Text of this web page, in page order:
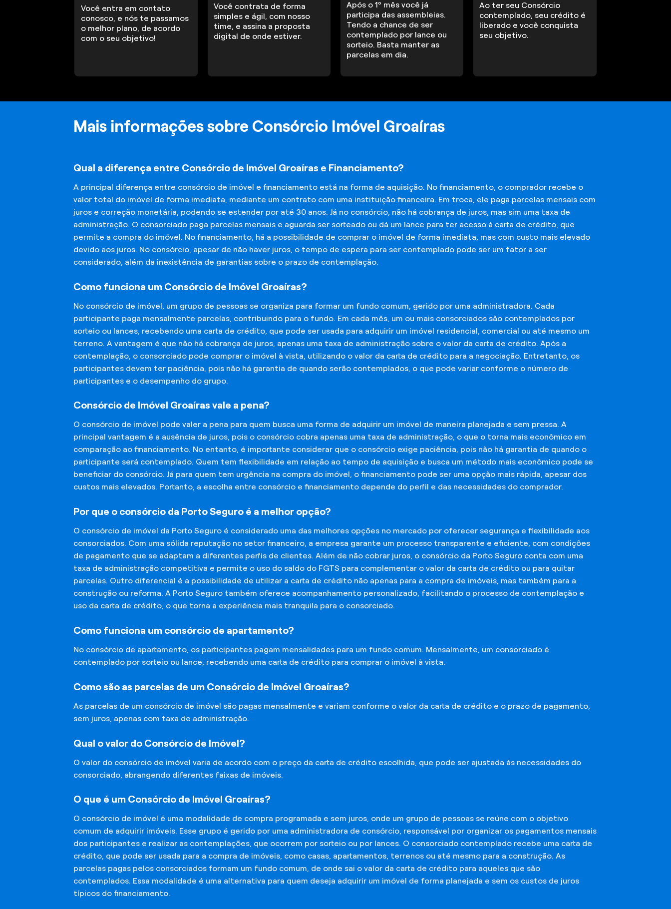
Você entra em contato
conosco, e nós te passamos
o melhor plano, de acordo
com o seu objetivo!
Você contrata de forma
simples e ágil, com nosso
time, e assina a proposta
digital de onde estiver.
Após o 1º mês você já
participa das assembleias.
Tendo a chance de ser
contemplado por lance ou
sorteio. Basta manter as
parcelas em dia.
Ao ter seu Consórcio
contemplado, seu crédito é
liberado e você conquista
seu objetivo.
Mais informações sobre Consórcio Imóvel Groaíras
Qual a diferença entre Consórcio de Imóvel Groaíras e Financiamento?
A principal diferença entre consórcio de imóvel e financiamento está na forma de aquisição. No financiamento, o comprador recebe o
valor total do imóvel de forma imediata, mediante um contrato com uma instituição financeira. Em troca, ele paga parcelas mensais com
juros e correção monetária, podendo se estender por até 30 anos. Já no consórcio, não há cobrança de juros, mas sim uma taxa de
administração. O consorciado paga parcelas mensais e aguarda ser sorteado ou dá um lance para ter acesso à carta de crédito, que
permite a compra do imóvel. No financiamento, há a possibilidade de comprar o imóvel de forma imediata, mas com custo mais elevado
devido aos juros. No consórcio, apesar de não haver juros, o tempo de espera para ser contemplado pode ser um fator a ser
considerado, além da inexistência de garantias sobre o prazo de contemplação.
Como funciona um Consórcio de Imóvel Groaíras?
No consórcio de imóvel, um grupo de pessoas se organiza para formar um fundo comum, gerido por uma administradora. Cada
participante paga mensalmente parcelas, contribuindo para o fundo. Em cada mês, um ou mais consorciados são contemplados por
sorteio ou lances, recebendo uma carta de crédito, que pode ser usada para adquirir um imóvel residencial, comercial ou até mesmo um
terreno. A vantagem é que não há cobrança de juros, apenas uma taxa de administração sobre o valor da carta de crédito. Após a
contemplação, o consorciado pode comprar o imóvel à vista, utilizando o valor da carta de crédito para a negociação. Entretanto, os
participantes devem ter paciência, pois não há garantia de quando serão contemplados, o que pode variar conforme o número de
participantes e o desempenho do grupo.
Consórcio de Imóvel Groaíras vale a pena?
O consórcio de imóvel pode valer a pena para quem busca uma forma de adquirir um imóvel de maneira planejada e sem pressa. A
principal vantagem é a ausência de juros, pois o consórcio cobra apenas uma taxa de administração, o que o torna mais econômico em
comparação ao financiamento. No entanto, é importante considerar que o consórcio exige paciência, pois não há garantia de quando o
participante será contemplado. Quem tem flexibilidade em relação ao tempo de aquisição e busca um método mais econômico pode se
beneficiar do consórcio. Já para quem tem urgência na compra do imóvel, o financiamento pode ser uma opção mais rápida, apesar dos
custos mais elevados. Portanto, a escolha entre consórcio e financiamento depende do perfil e das necessidades do comprador.
Por que o consórcio da Porto Seguro é a melhor opção?
O consórcio de imóvel da Porto Seguro é considerado uma das melhores opções no mercado por oferecer segurança e flexibilidade aos
consorciados. Com uma sólida reputação no setor financeiro, a empresa garante um processo transparente e eficiente, com condições
de pagamento que se adaptam a diferentes perfis de clientes. Além de não cobrar juros, o consórcio da Porto Seguro conta com uma
taxa de administração competitiva e permite o uso do saldo do FGTS para complementar o valor da carta de crédito ou para quitar
parcelas. Outro diferencial é a possibilidade de utilizar a carta de crédito não apenas para a compra de imóveis, mas também para a
construção ou reforma. A Porto Seguro também oferece acompanhamento personalizado, facilitando o processo de contemplação e
uso da carta de crédito, o que torna a experiência mais tranquila para o consorciado.
Como funciona um consórcio de apartamento?
No consórcio de apartamento, os participantes pagam mensalidades para um fundo comum. Mensalmente, um consorciado é
contemplado por sorteio ou lance, recebendo uma carta de crédito para comprar o imóvel à vista.
Como são as parcelas de um Consórcio de Imóvel Groaíras?
As parcelas de um consórcio de imóvel são pagas mensalmente e variam conforme o valor da carta de crédito e o prazo de pagamento,
sem juros, apenas com taxa de administração.
Qual o valor do Consórcio de Imóvel?
O valor do consórcio de imóvel varia de acordo com o preço da carta de crédito escolhida, que pode ser ajustada às necessidades do
consorciado, abrangendo diferentes faixas de imóveis.
O que é um Consórcio de Imóvel Groaíras?
O consórcio de imóvel é uma modalidade de compra programada e sem juros, onde um grupo de pessoas se reúne com o objetivo
comum de adquirir imóveis. Esse grupo é gerido por uma administradora de consórcio, responsável por organizar os pagamentos mensais
dos participantes e realizar as contemplações, que ocorrem por sorteio ou por lances. O consorciado contemplado recebe uma carta de
crédito, que pode ser usada para a compra de imóveis, como casas, apartamentos, terrenos ou até mesmo para a construção. As
parcelas pagas pelos consorciados formam um fundo comum, de onde sai o valor da carta de crédito para aqueles que são
contemplados. Essa modalidade é uma alternativa para quem deseja adquirir um imóvel de forma planejada e sem os custos de juros
típicos do financiamento.